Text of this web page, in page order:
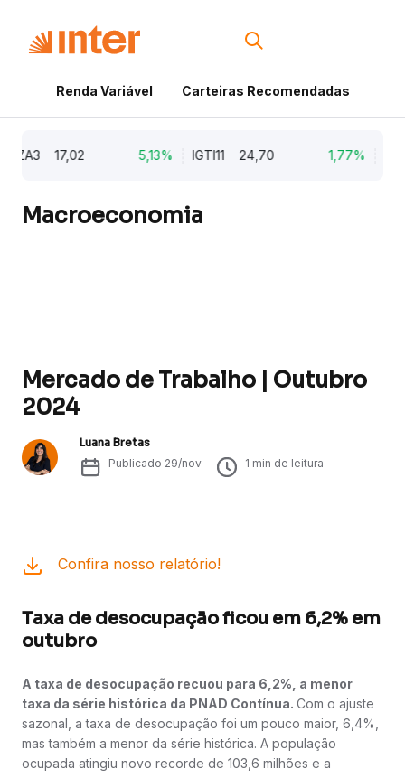
Renda Variável Carteiras Recomendadas
17,02 5,13% IGTI11 24,70 1,77%
Macroeconomia
Mercado de Trabalho | Outubro
2024
Luana Bretas
Publicado 29/nov 1 min de leitura
Confira nosso relatório!
Taxa de desocupação ficou em 6,2% em
outubro
A taxa de desocupação recuou para 6,2%, a menor
taxa da série histórica da PNAD Contínua. Com o ajuste
sazonal, a taxa de desocupação foi um pouco maior, 6,4%,
mas também a menor da série histórica. A população
ocupada atingiu novo recorde de 103,6 milhões e a